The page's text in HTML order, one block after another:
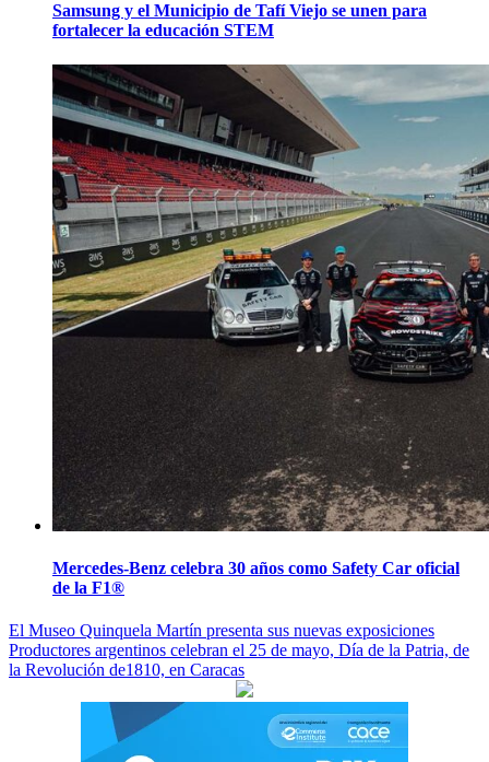
Samsung y el Municipio de Tafí Viejo se unen para
fortalecer la educación STEM
Mercedes-Benz celebra 30 años como Safety Car oficial
de la F1®
Navegación
de
El Museo Quinquela Martín presenta sus nuevas exposiciones
Productores argentinos celebran el 25 de mayo, Día de la Patria, de
la Revolución de1810, en Caracas